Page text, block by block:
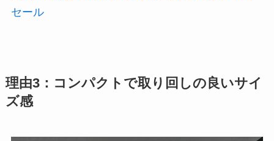
セール
理由3：コンパクトで取り回しの良いサイ
ズ感